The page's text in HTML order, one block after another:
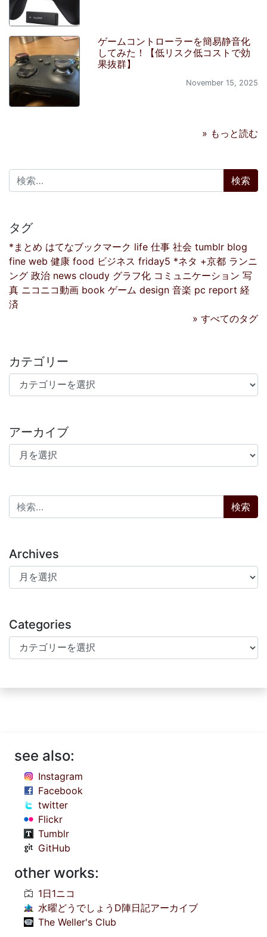
ゲームコントローラーを簡易静音化
してみた！【低リスク低コストで効
果抜群】
November 15, 2025
» もっと読む
検索:
タグ
*まとめ はてなブックマーク life 仕事 社会 tumblr blog
fine web 健康 food ビジネス friday5 *ネタ +京都 ランニ
ング 政治 news cloudy グラフ化 コミュニケーション 写
真 ニコニコ動画 book ゲーム design 音楽 pc report 経
済
» すべてのタグ
カテゴリー
カテゴリー
アーカイブ
アーカイブ
検索:
Archives
Archives
Categories
Categories
see also:
Instagram
Facebook
twitter
Flickr
Tumblr
GitHub
other works:
1日1ニコ
水曜どうでしょうD陣日記アーカイブ
The Weller's Club